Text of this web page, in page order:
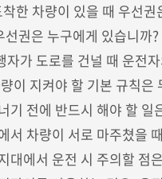
한 차량이 있을 때 우선권
권은 누구에게 있습니까?
자가 도로를 건널 때 운전
이 지켜야 할 기본 규칙은
기 전에 반드시 해야 할 일
서 차량이 서로 마주쳤을
대에서 운전 시 주의할 점